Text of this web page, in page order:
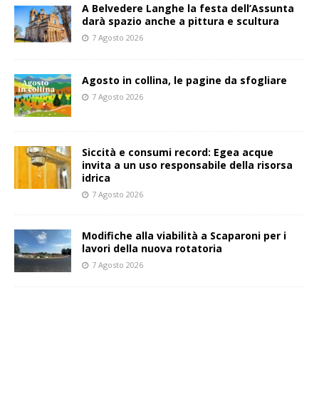
A Belvedere Langhe la festa dell’Assunta
darà spazio anche a pittura e scultura
7 Agosto 2026
Agosto in collina, le pagine da sfogliare
7 Agosto 2026
Siccità e consumi record: Egea acque
invita a un uso responsabile della risorsa
idrica
7 Agosto 2026
Modifiche alla viabilità a Scaparoni per i
lavori della nuova rotatoria
7 Agosto 2026